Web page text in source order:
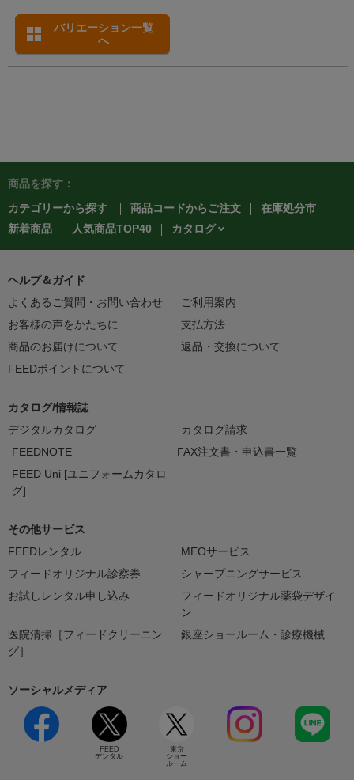
バリエーション一覧
へ
商品を探す：
カテゴリーから探す
商品コードからご注文
在庫処分市
新着商品
人気商品TOP40 カタログ
ヘルプ＆ガイド
よくあるご質問・お問い合わせ
ご利用案内
お客様の声をかたちに
支払方法
商品のお届けについて
返品・交換について
FEEDポイントについて
カタログ/情報誌
デジタルカタログ
カタログ請求
FEEDNOTE
FAX注文書・申込書一覧
FEED Uni [ユニフォームカタロ
グ]
その他サービス
FEEDレンタル
MEOサービス
フィードオリジナル診察券
シャープニングサービス
お試しレンタル申し込み
フィードオリジナル薬袋デザイ
ン
医院清掃［フィードクリーニン
グ］
銀座ショールーム・診療機械
ソーシャルメディア
FEED
デンタル
東京
ショー
ルーム